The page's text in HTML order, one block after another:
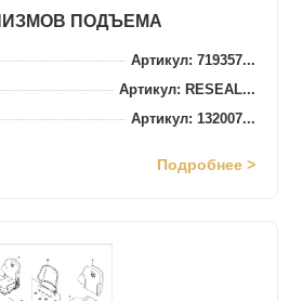
ПОДЪЕМА
Артикул: 719357...
Артикул: RESEAL...
Артикул: 132007...
Подробнее >